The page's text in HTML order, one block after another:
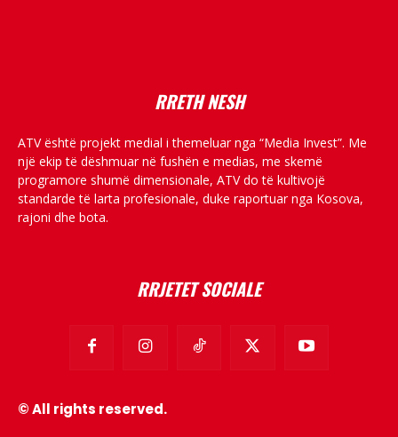
RRETH NESH
ATV është projekt medial i themeluar nga “Media Invest”. Me
një ekip të dëshmuar në fushën e medias, me skemë
programore shumë dimensionale, ATV do të kultivojë
standarde të larta profesionale, duke raportuar nga Kosova,
rajoni dhe bota.
RRJETET SOCIALE
© All rights reserved.